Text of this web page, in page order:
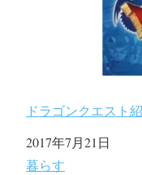
ドラゴンクエスト
日付
2017年7月21日
関連理由
暮らす